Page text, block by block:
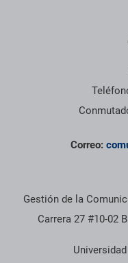
Correo:
Gestión de la
Carrera 27 #10-02